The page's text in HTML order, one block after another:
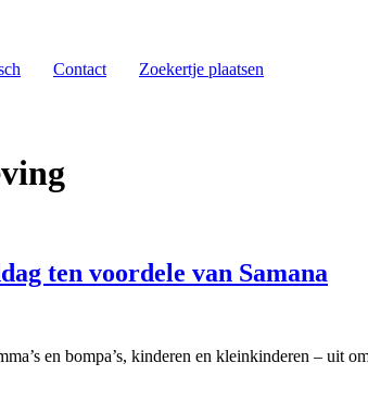
Contact Zoekertje plaatsen
ten voordele van Samana
en bompa’s, kinderen en kleinkinderen – uit